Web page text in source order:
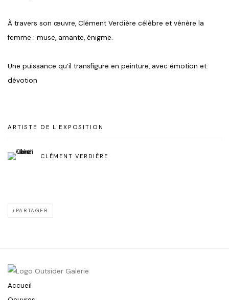
À travers son œuvre, Clément Verdière célèbre et vénère la
femme : muse, amante, énigme.
Une puissance qu’il transfigure en peinture, avec émotion et
dévotion
ARTISTE DE L'EXPOSITION
CLÉMENT VERDIÈRE
PARTAGER
Accueil